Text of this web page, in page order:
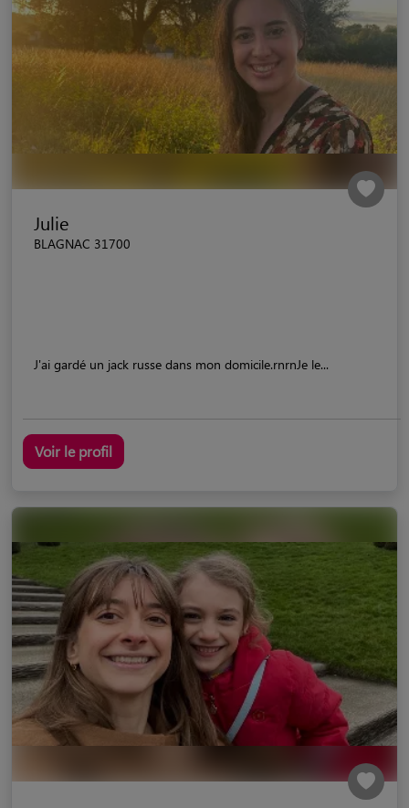
Julie
BLAGNAC 31700
J'ai gardé un jack russe dans mon domicile.rnrnJe le...
Voir le profil